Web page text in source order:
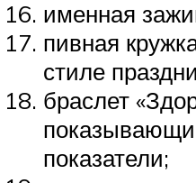
именная
пивная
стиле
браслет
показатели;